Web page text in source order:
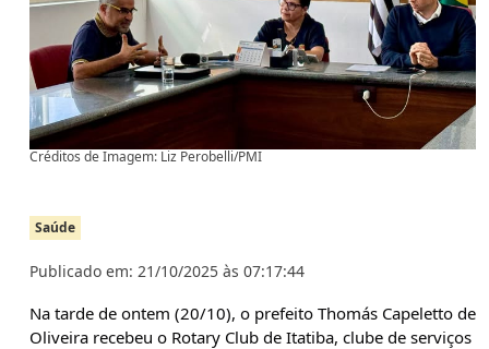
Créditos de Imagem: Liz Perobelli/PMI
Saúde
Publicado em: 21/10/2025 às 07:17:44
Na tarde de ontem (20/10), o prefeito Thomás Capeletto de
Oliveira recebeu o Rotary Club de Itatiba, clube de serviços